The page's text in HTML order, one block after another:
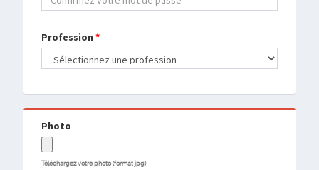
Profession *
Photo
Téléchargez votre photo (format jpg)